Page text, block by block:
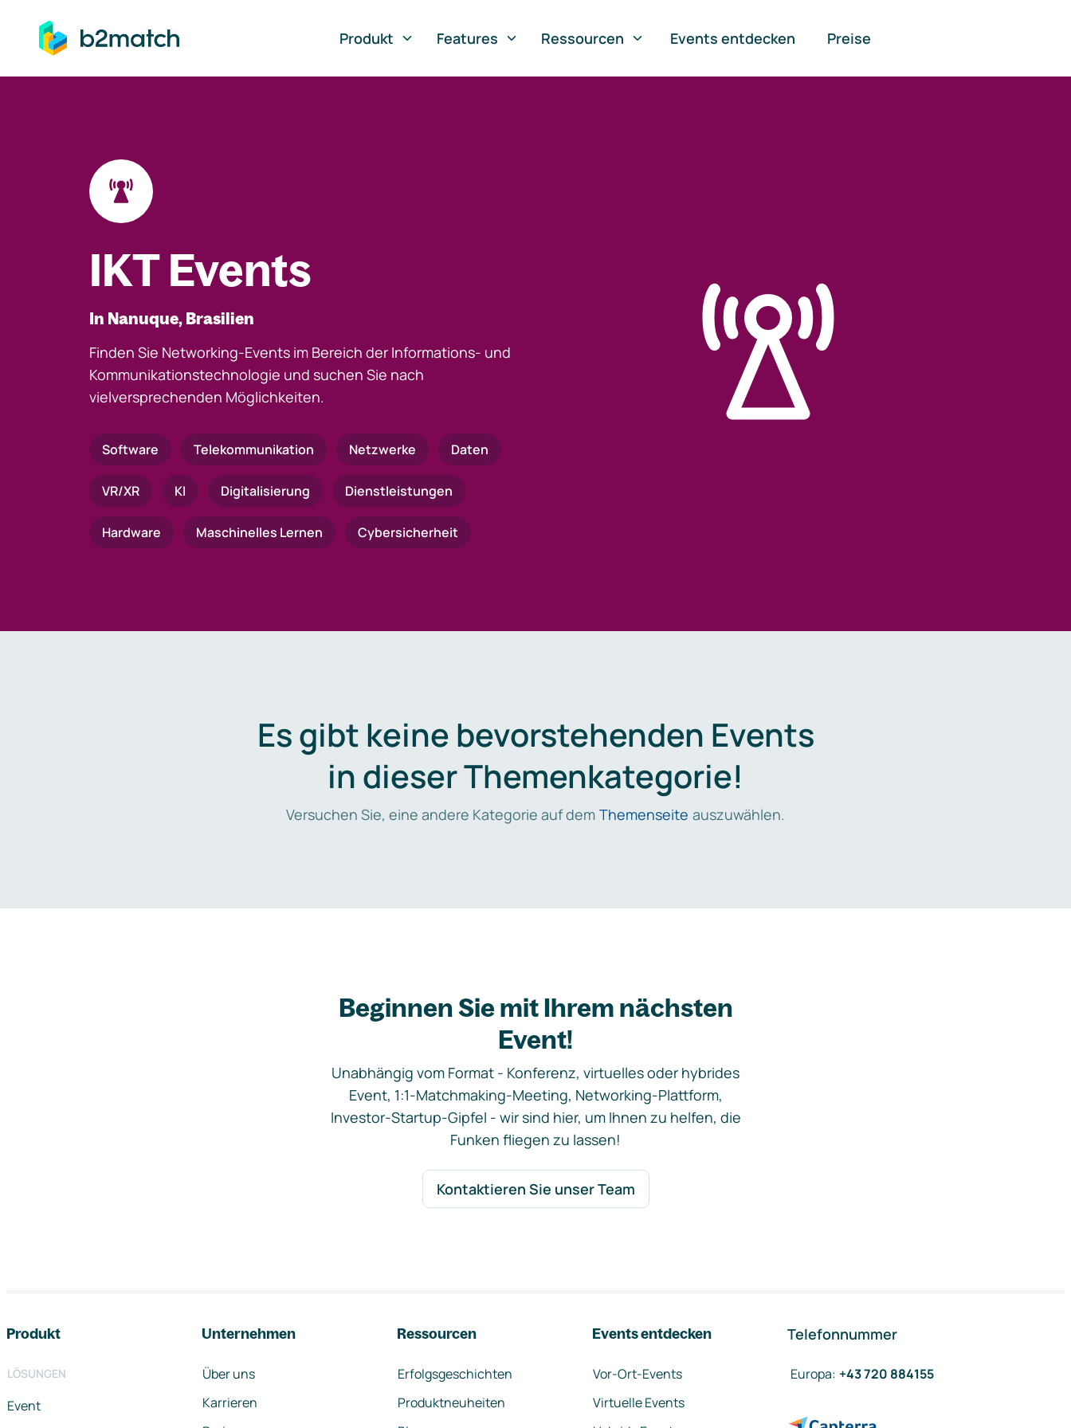
springen
Produkt
Features Ressourcen Events entdecken Preise
IKT Events
In Nanuque, Brasilien
Finden Sie Networking-Events im Bereich der Informations- und
Kommunikationstechnologie und suchen Sie nach
vielversprechenden Möglichkeiten.
Software Telekommunikation Netzwerke Daten
VR/XR KI Digitalisierung Dienstleistungen
Hardware Maschinelles Lernen Cybersicherheit
Es gibt keine bevorstehenden Events
in dieser Themenkategorie!
Versuchen Sie, eine andere Kategorie auf dem Themenseite auszuwählen.
Beginnen Sie mit Ihrem nächsten
Event!
Unabhängig vom Format - Konferenz, virtuelles oder hybrides
Event, 1:1-Matchmaking-Meeting, Networking-Plattform,
Investor-Startup-Gipfel - wir sind hier, um Ihnen zu helfen, die
Funken fliegen zu lassen!
Kontaktieren Sie unser Team
Produkt
LÖSUNGEN
Event
Unternehmen
Über uns
Karrieren
Ressourcen
Erfolgsgeschichten
Produktneuheiten
Events entdecken
Vor-Ort-Events
Virtuelle Events
Telefonnummer
Europa: +43 720 884155